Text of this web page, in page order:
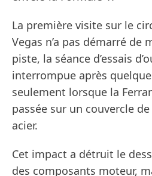
La première visite sur le
Vegas n’a pas démarré de
piste, la séance d’essais
interrompue après
seulement lorsque la
passée sur un couvercle de
acier.
Cet impact a détruit le
des composants moteur,